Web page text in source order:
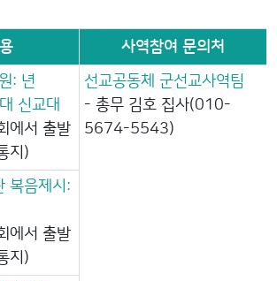
사역참여 문의처
: 년
신교대
에서 출발
지)
선교공동체 군선교사역팀
- 총무 김호 집사(010-
5674-5543)
복음제시:
에서 출발
지)